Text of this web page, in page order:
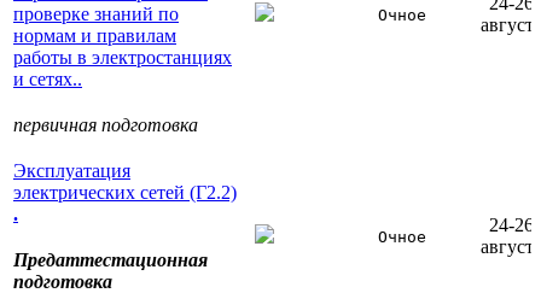
проверке знаний по
нормам и правилам
работы в электростанциях
и сетях..
первичная подготовка
Очное
августа
Эксплуатация
электрических сетей (Г2.2)
.
Предаттестационная
подготовка
Очное
24-26
августа